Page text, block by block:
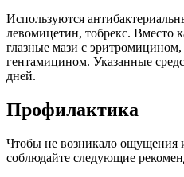
Используются
левомицетин, тобрекс. Вместо
глазные мази с
гентамицином. Указанные
дней.
Профилактика
Чтобы не возникало ощущения
соблюдайте следующие